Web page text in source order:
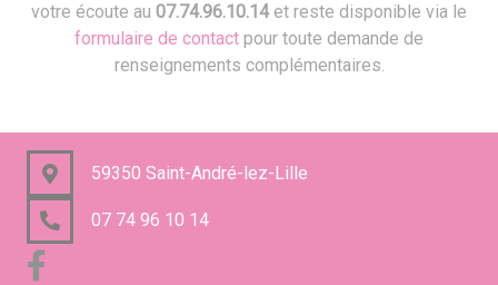
votre écoute au 07.74.96.10.14et reste disponible via le
formulaire de contact pour toute demande de
renseignements complémentaires.
59350 Saint-André-lez-Lille
07 74 96 10 14